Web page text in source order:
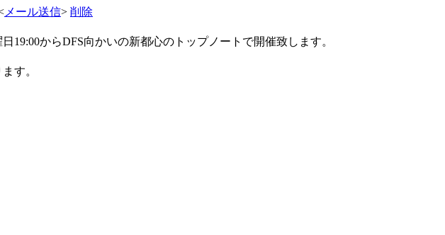
メール送信> 削除
19:00からDFS向かいの新都心のトップノートで開催致します。
す。